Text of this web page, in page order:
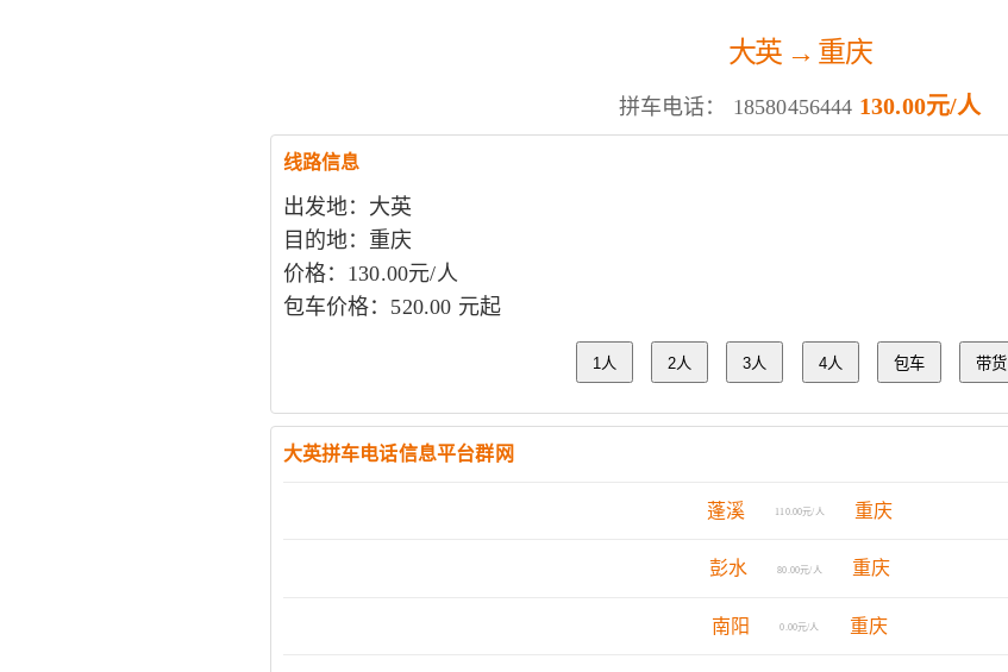
大英 → 重庆
拼车电话： 18580456444 130.00元/人
线路信息
出发地：大英
目的地：重庆
价格：130.00元/人
包车价格：520.00 元起
1人 2人 3人 4人 包车 带货
大英拼车电话信息平台群网
蓬溪 110.00元/人 重庆
彭水 80.00元/人 重庆
南阳 0.00元/人 重庆